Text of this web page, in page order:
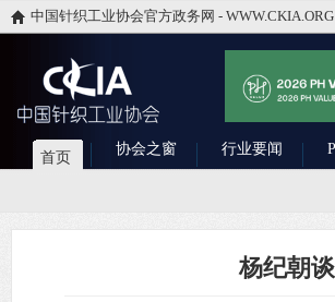
中国针织工业协会官方政务网 - WWW.CKIA.ORG
首页
协会之窗 行业要闻
杨纪朝